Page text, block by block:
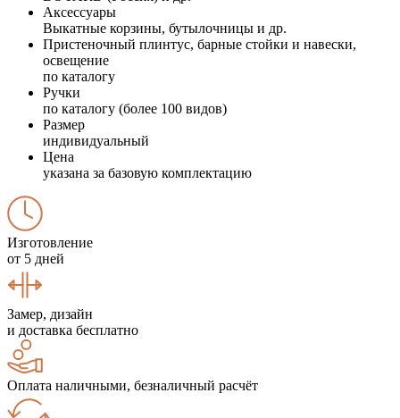
Аксессуары
Выкатные корзины, бутылочницы и др.
Пристеночный плинтус, барные стойки и навески,
освещение
по каталогу
Ручки
по каталогу (более 100 видов)
Размер
индивидуальный
Цена
указана за базовую комплектацию
Изготовление
от 5 дней
Замер, дизайн
и доставка бесплатно
Оплата наличными, безналичный расчёт